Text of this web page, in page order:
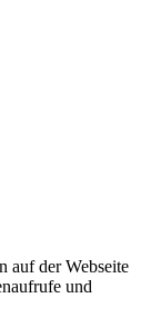
auf der Webseite
und